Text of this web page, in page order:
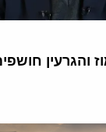
והגרעין